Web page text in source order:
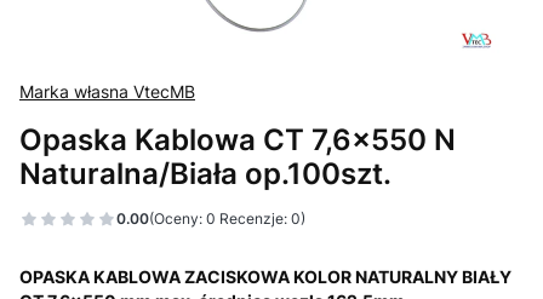
Marka własna VtecMB
Opaska Kablowa CT 7,6x550 N
Naturalna/Biała op.100szt.
0.00(Oceny: 0 Recenzje: 0)
OPASKA KABLOWA ZACISKOWA KOLOR NATURALNY BIAŁY